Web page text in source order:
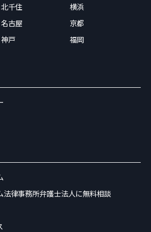
北千住
横浜
名古屋
京都
神戸 福岡
法律事務所弁護士法人に無料相談